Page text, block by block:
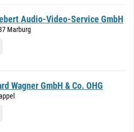
Audio-Video-Service GmbH
Marburg
Wagner GmbH & Co. OHG